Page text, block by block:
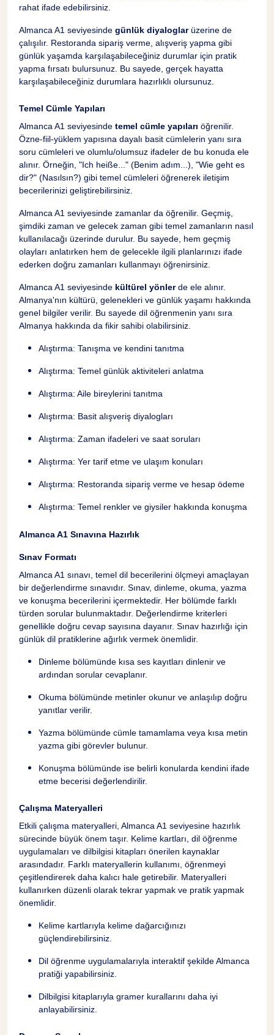
2 Anahtar Noktalar
3 Almanca A1 Nedir
Almanca A1 Seviyesi
5 Temel Dilbilgisi Konuları
6 Artikeller
8 Sıfatlar ve Zarflar
9 Günlük Hayatta Kullanılan Kelimeler
10 Selamlaşma ve Vedalaşma
rahat ifade edebilirsiniz.
Almanca A1 seviyesinde günlük diyaloglarüzerine de
çalışılır. Restoranda sipariş verme, alışveriş yapma gibi
günlük yaşamda karşılaşabileceğiniz durumlar için pratik
yapma fırsatı bulursunuz. Bu sayede, gerçek hayatta
karşılaşabileceğiniz durumlara hazırlıklı olursunuz.
Temel Cümle Yapıları
Almanca A1 seviyesinde temel cümle yapıları öğrenilir.
Özne-fiil-yüklem yapısına dayalı basit cümlelerin yanı sıra
soru cümleleri ve olumlu/olumsuz ifadeler de bu konuda ele
alınır. Örneğin, "Ich heiße..." (Benim adım...), "Wie geht es
dir?" (Nasılsın?) gibi temel cümleleri öğrenerek iletişim
becerilerinizi geliştirebilirsiniz.
Almanca A1 seviyesinde zamanlar da öğrenilir. Geçmiş,
şimdiki zaman ve gelecek zaman gibi temel zamanların nasıl
kullanılacağı üzerinde durulur. Bu sayede, hem geçmiş
olayları anlatırken hem de gelecekle ilgili planlarınızı ifade
ederken doğru zamanları kullanmayı öğrenirsiniz.
Almanca A1 seviyesinde kültürel yönlerde ele alınır.
Almanya'nın kültürü, gelenekleri ve günlük yaşamı hakkında
genel bilgiler verilir. Bu sayede dil öğrenmenin yanı sıra
Almanya hakkında da fikir sahibi olabilirsiniz.
Alıştırma: Tanışma ve kendini tanıtma
Alıştırma: Temel günlük aktiviteleri anlatma
Alıştırma: Aile bireylerini tanıtma
Alıştırma: Basit alışveriş diyalogları
Alıştırma: Zaman ifadeleri ve saat soruları
Alıştırma: Yer tarif etme ve ulaşım konuları
Alıştırma: Restoranda sipariş verme ve hesap ödeme
Alıştırma: Temel renkler ve giysiler hakkında konuşma
Almanca A1 Sınavına Hazırlık
Sınav Formatı
Almanca A1 sınavı, temel dil becerilerini ölçmeyi amaçlayan
bir değerlendirme sınavıdır. Sınav, dinleme, okuma, yazma
ve konuşma becerilerini içermektedir. Her bölümde farklı
türden sorular bulunmaktadır. Değerlendirme kriterleri
genellikle doğru cevap sayısına dayanır. Sınav hazırlığı için
günlük dil pratiklerine ağırlık vermek önemlidir.
Dinleme bölümünde kısa ses kayıtları dinlenir ve
ardından sorular cevaplanır.
Okuma bölümünde metinler okunur ve anlaşılıp doğru
yanıtlar verilir.
Yazma bölümünde cümle tamamlama veya kısa metin
yazma gibi görevler bulunur.
Konuşma bölümünde ise belirli konularda kendini ifade
etme becerisi değerlendirilir.
Çalışma Materyalleri
Etkili çalışma materyalleri, Almanca A1 seviyesine hazırlık
sürecinde büyük önem taşır. Kelime kartları, dil öğrenme
uygulamaları ve dilbilgisi kitapları önerilen kaynaklar
arasındadır. Farklı materyallerin kullanımı, öğrenmeyi
çeşitlendirerek daha kalıcı hale getirebilir. Materyalleri
kullanırken düzenli olarak tekrar yapmak ve pratik yapmak
önemlidir.
Kelime kartlarıyla kelime dağarcığınızı
güçlendirebilirsiniz.
Dil öğrenme uygulamalarıyla interaktif şekilde Almanca
pratiği yapabilirsiniz.
Dilbilgisi kitaplarıyla gramer kurallarını daha iyi
anlayabilirsiniz.